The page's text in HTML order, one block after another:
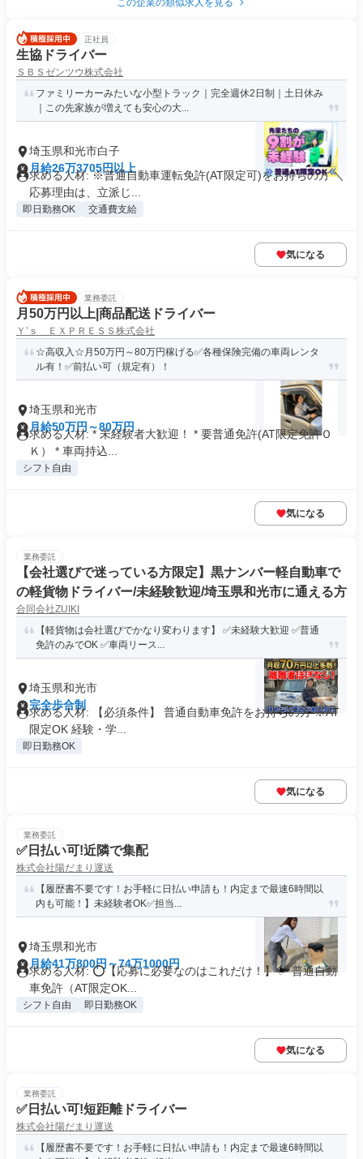
この企業の類似求人を見る
正社員
生協ドライバー
ＳＢＳゼンツウ株式会社
ファミリーカーみたいな小型トラック｜完全週休2日制｜土日休み
｜この先家族が増えても安心の大...
埼玉県和光市白子
月給26万3705円以上
求める人材: ※普通自動車運転免許(AT限定可)をお持ちの方 ＼
応募理由は、立派じ...
即日勤務OK 交通費支給
気になる
業務委託
月50万円以上|商品配送ドライバー
Ｙ’ｓ ＥＸＰＲＥＳＳ株式会社
☆高収入☆月50万円～80万円稼げる✅各種保険完備の車両レンタ
ル有！✅前払い可（規定有）！
埼玉県和光市
月給50万円～80万円
求める人材: * 未経験者大歓迎！ * 要普通免許(AT限定免許Ｏ
Ｋ） * 車両持込...
シフト自由
気になる
業務委託
【会社選びで迷っている方限定】黒ナンバー軽自動車で
の軽貨物ドライバー/未経験歓迎/埼玉県和光市に通える方
合同会社ZUIKI
【軽貨物は会社選びでかなり変わります】 ✅未経験大歓迎 ✅普通
免許のみでOK ✅車両リース...
埼玉県和光市
完全歩合制
求める人材: 【必須条件】 普通自動車免許をお持ちの方 ※AT
限定OK 経験・学...
即日勤務OK
気になる
業務委託
✅日払い可!近隣で集配
株式会社陽だまり運送
【履歴書不要です！お手軽に日払い申請も！内定まで最速6時間以
内も可能！】未経験者OK✅担当...
埼玉県和光市
月給41万800円～74万1000円
求める人材: ⭕️【応募に必要なのはこれだけ！】 ✅ 普通自動
車免許（AT限定OK...
シフト自由 即日勤務OK
気になる
業務委託
✅日払い可!短距離ドライバー
株式会社陽だまり運送
【履歴書不要です！お手軽に日払い申請も！内定まで最速6時間以